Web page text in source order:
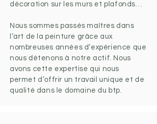
décoration sur les murs et plafonds…
Nous sommes passés maîtres dans
l’art de la peinture grâce aux
nombreuses années d’expérience que
nous détenons à notre actif. Nous
avons cette expertise qui nous
permet d’offrir un travail unique et de
qualité dans le domaine du btp.